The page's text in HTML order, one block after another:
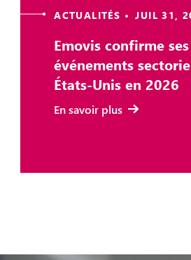
ACTUALITÉS • JUIL 31,
Emovis confirme
événements
États-Unis en 2026
En savoir plus